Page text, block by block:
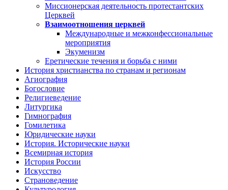
Миссионерская деятельность протестантских
Церквей
Взаимоотношения церквей
Международные и межконфессиональные
мероприятия
Экуменизм
Еретические течения и борьба с ними
История христианства по странам и регионам
Агиография
Богословие
Религиеведение
Литургика
Гимнография
Гомилетика
Юридические науки
История. Исторические науки
Всемирная история
История России
Искусство
Страноведение